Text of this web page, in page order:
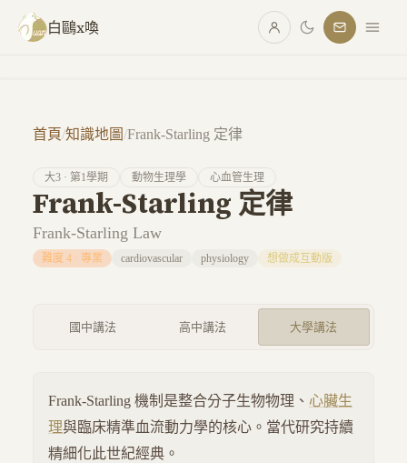
跳至主要內容
白鷗x喚
首頁/知識地圖/Frank-Starling 定律
大3 · 第1學期 動物生理學 心血管生理
Frank-Starling 定律
Frank-Starling Law
難度 4 · 專業 cardiovascular physiology 想做成互動版
國中講法 高中講法 大學講法
Frank-Starling 機制是整合分子生物物理、 心臟生
理與臨床精準血流動力學的核心。當代研究持續
精細化此世紀經典。